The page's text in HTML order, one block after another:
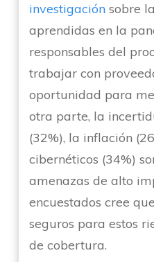
investigación sobre
aprendidas en la
responsables del
trabajar con
oportunidad para
otra parte, la
(32%), la inflación
cibernéticos (34%)
amenazas de alto
encuestados cree
seguros para estos
de cobertura.